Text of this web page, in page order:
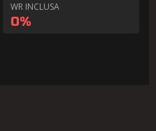
WR INCLUSA
0%